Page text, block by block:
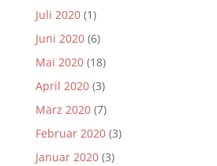
Juli 2020(1)
Juni 2020(6)
Mai 2020(18)
April 2020(3)
März 2020(7)
Februar 2020(3)
Januar 2020(3)